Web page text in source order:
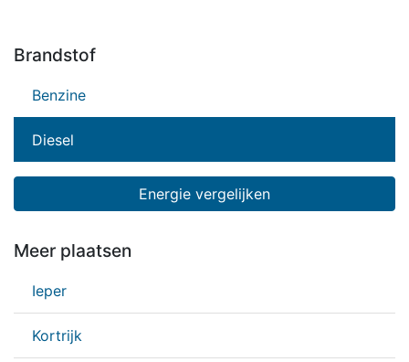
Brandstof
Benzine
Diesel
Energie vergelijken
Meer plaatsen
Ieper
Kortrijk